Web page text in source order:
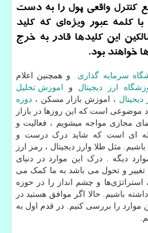
كنترل واقعی پول را به دست
كلمه عبور ویژه‌ای كه كلید
این كلیدها قادر به خرج
خواهند بود.
سرمایه گذاری
و همچنین اعلام
ارز دیجیتال و
اموزش تحلیل
، اموزش بازار مسکن ، دوره
موضوعی است که این روزها در بازار
مجازی مواجه میشویم ، فعالیت و
ای است که شاید درک درست و
مثل طلا وارز دیجیتال ، رمز ارز
دیگه . درک این موارد در دنیای
و تحول می باشد به ما کمک می
استراتژی‌ها و چشم انداز را در حوزه
باشیم. حالا اگر موافق هستید در
موارد را بررسی کنیم. در قدم اول به